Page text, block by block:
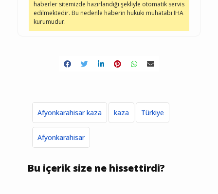
haberler sitemizde hazırlandığı şekliyle otomatik servis
edilmektedir. Bu nedenle haberin hukuki muhatabı İHA
kurumudur.
Afyonkarahisar kaza kaza Türkiye
Afyonkarahisar
Bu içerik size ne hissettirdi?